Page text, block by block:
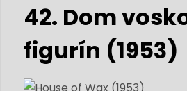
42. Dom
figurín (1953)